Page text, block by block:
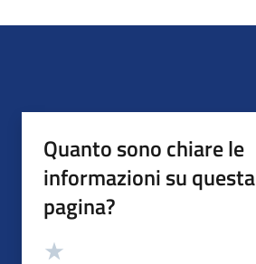
Quanto sono chiare le
informazioni su questa
pagina?
Valutazione